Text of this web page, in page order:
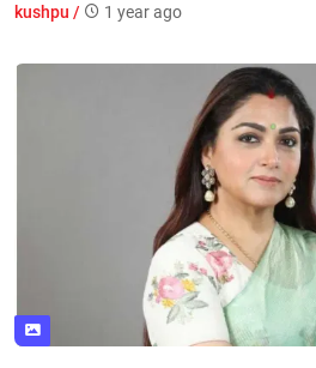
kushpu / 1 year ago